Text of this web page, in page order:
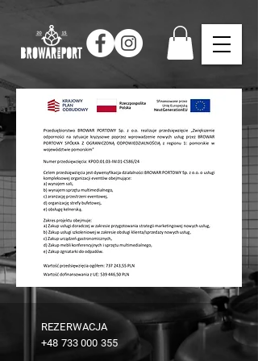
REZERWACJA
+48 733 000 355